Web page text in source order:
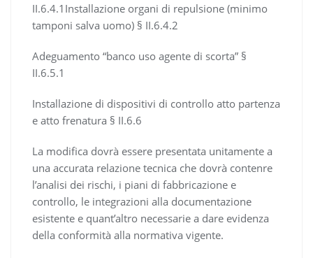
II.6.4.1Installazione organi di repulsione (minimo
tamponi salva uomo) § II.6.4.2
Adeguamento “banco uso agente di scorta” §
II.6.5.1
Installazione di dispositivi di controllo atto partenza
e atto frenatura § II.6.6
La modifica dovrà essere presentata unitamente a
una accurata relazione tecnica che dovrà contenre
l’analisi dei rischi, i piani di fabbricazione e
controllo, le integrazioni alla documentazione
esistente e quant’altro necessarie a dare evidenza
della conformità alla normativa vigente.